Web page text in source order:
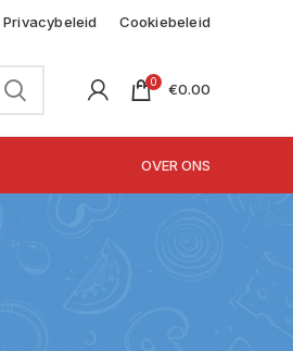
Privacybeleid Cookiebeleid
0 €0.00
OVER ONS